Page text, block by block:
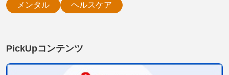
メンタル
ヘルスケア
PickUpコンテンツ